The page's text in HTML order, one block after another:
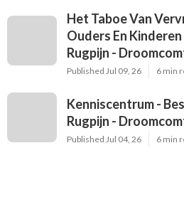
Het Taboe Van
Ouders En
Rugpijn -
Published Jul 09, 26 6 min
Kenniscentrum -
Rugpijn -
Published Jul 04, 26 6 min